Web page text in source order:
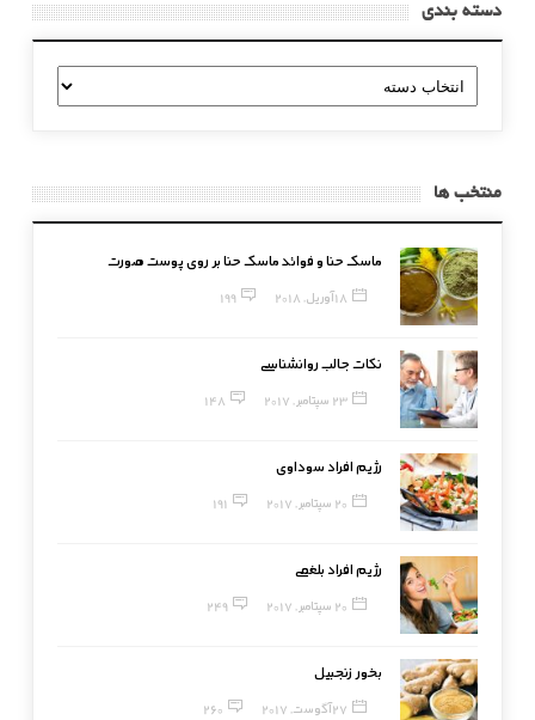
دسته بندی
دسته
بندی
منتخب ها
ماسک حنا و فوائد ماسک حنا بر روی پوست صورت
18 آوریل, 2018 199
نکات جالب روانشناسی
23 سپتامبر, 2017 148
رژیم افراد سوداوی
20 سپتامبر, 2017 191
رژیم افراد بلغمی
20 سپتامبر, 2017 249
بخور زنجبیل
27 آگوست, 2017 260